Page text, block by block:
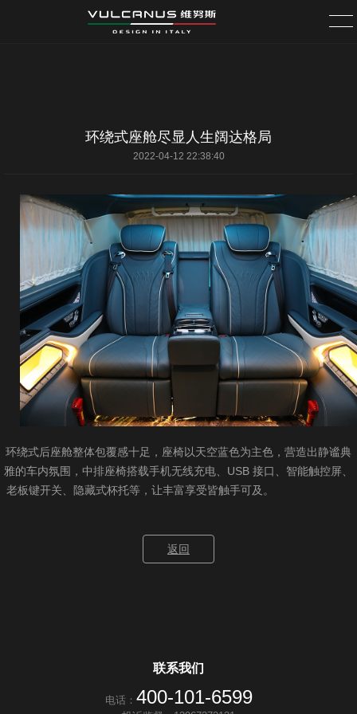
星幻
服务中心
关于维努斯
环绕式座舱尽显人生阔达格局
2022-04-12 22:38:40
环绕式后座舱整体包覆感十足，座椅以天空蓝色为主色，营造出静谧典
雅的车内氛围，中排座椅搭载手机无线充电、USB 接口、智能触控屏、
老板键开关、隐藏式杯托等，让丰富享受皆触手可及。
返回
联系我们
电话： 400-101-6599